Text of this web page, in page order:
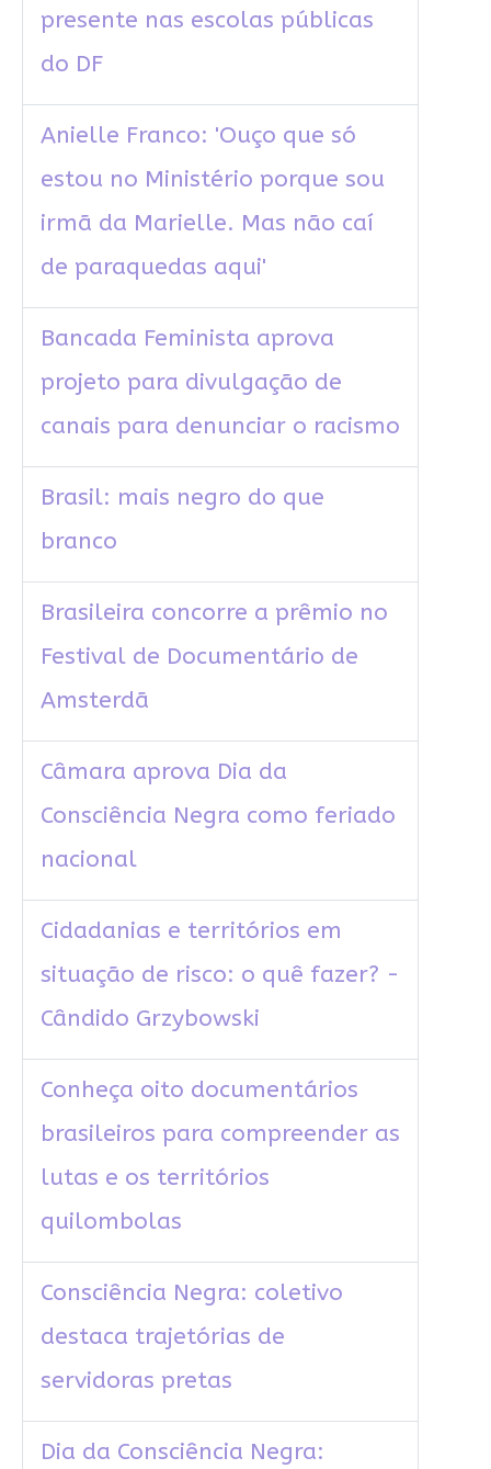
presente nas escolas públicas
do DF
Anielle Franco: 'Ouço que só
estou no Ministério porque sou
irmã da Marielle. Mas não caí
de paraquedas aqui'
Bancada Feminista aprova
projeto para divulgação de
canais para denunciar o racismo
Brasil: mais negro do que
branco
Brasileira concorre a prêmio no
Festival de Documentário de
Amsterdã
Câmara aprova Dia da
Consciência Negra como feriado
nacional
Cidadanias e territórios em
situação de risco: o quê fazer? -
Cândido Grzybowski
Conheça oito documentários
brasileiros para compreender as
lutas e os territórios
quilombolas
Consciência Negra: coletivo
destaca trajetórias de
servidoras pretas
Dia da Consciência Negra: